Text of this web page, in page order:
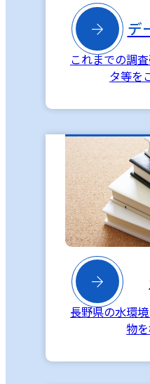
 デ
これまでの調
タ等を

長野県の水環
物